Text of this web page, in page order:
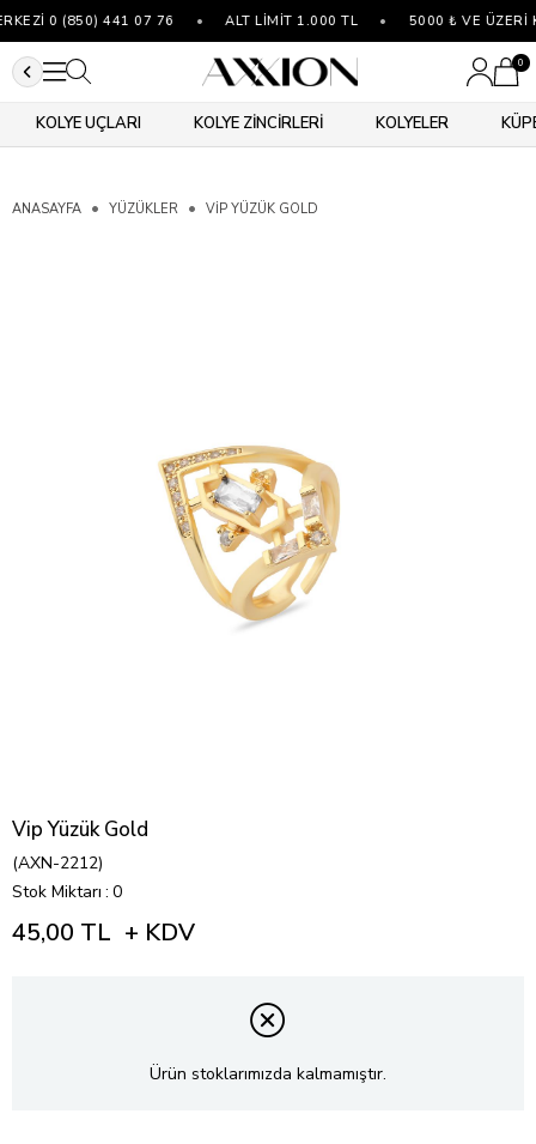
0 (850) 441 07 76 ALT LİMİT 1.000 TL 5000 ₺ VE ÜZERİ
0
KOLYE UÇLARI KOLYE ZİNCİRLERİ KOLYELER
ANASAYFA YÜZÜKLER VIP YÜZÜK GOLD
Vip Yüzük Gold
(AXN-2212)
Stok Miktarı : 0
45,00 TL + KDV
Ürün stoklarımızda kalmamıştır.